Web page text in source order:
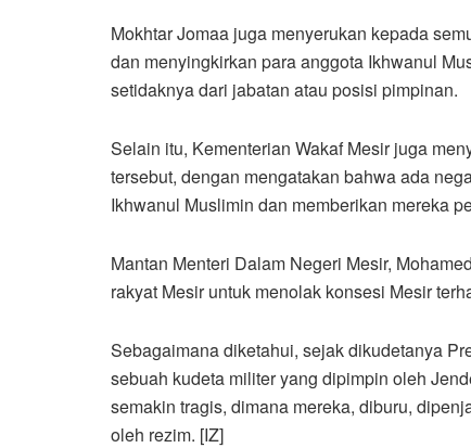
Mokhtar Jomaa juga menyerukan kepada
dan menyingkirkan para anggota Ikhwanul
setidaknya dari jabatan atau posisi pimpinan.
Selain itu, Kementerian Wakaf Mesir juga
tersebut, dengan mengatakan bahwa ada
Ikhwanul Muslimin dan memberikan mereka
Mantan Menteri Dalam Negeri Mesir,
rakyat Mesir untuk menolak konsesi Mesir
Sebagaimana diketahui, sejak dikudetanya
sebuah kudeta militer yang dipimpin oleh
semakin tragis, dimana mereka, diburu,
oleh rezim. [IZ]